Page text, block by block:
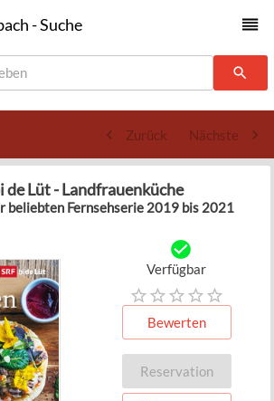
- Suche
Zurück Nächste
de Lüt - Landfrauenküche
beliebten Fernsehserie 2019 bis 2021
Verfügbar
Bewerten
Reservation